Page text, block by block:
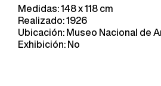
Medidas: 148 x 118 cm
Realizado: 1926
Ubicación: Museo Nacional de
Exhibición: No